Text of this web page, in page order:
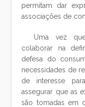
permitam dar
associações de
Uma vez
colaborar na
defesa do
necessidades de
de interesse
assegurar que as
são tomadas em